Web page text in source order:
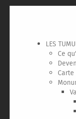
LES
Ce